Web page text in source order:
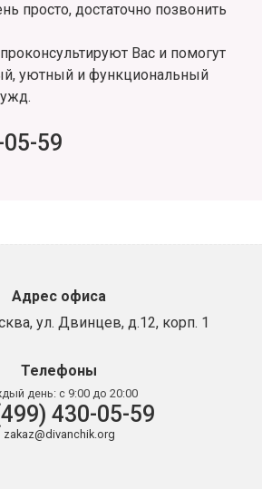
просто, достаточно позвонить
Вас и помогут
уютный и функциональный
59
Адрес офиса
ул. Двинцев, д.12, корп. 1
Телефоны
день: с 9:00 до 20:00
430-05-59
zakaz@divanchik.org